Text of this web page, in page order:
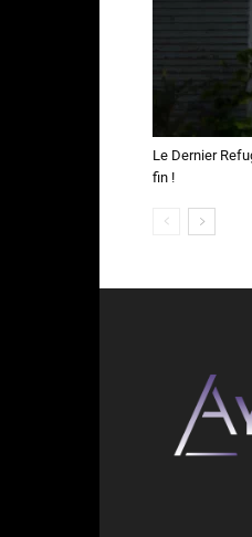
Le Dernier
fin !